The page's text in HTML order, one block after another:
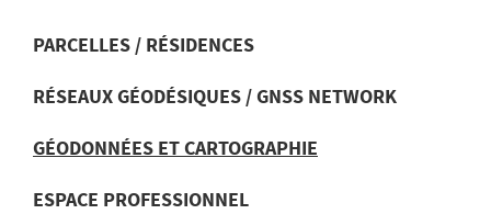
MENU
DE
NAVIGATION
PARCELLES / RÉSIDENCES
RÉSEAUX GÉODÉSIQUES / GNSS NETWORK
GÉODONNÉES ET CARTOGRAPHIE
ESPACE PROFESSIONNEL